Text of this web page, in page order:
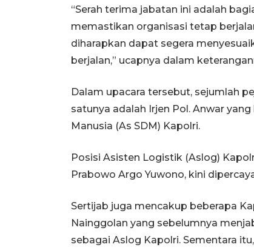
“Serah terima jabatan ini adalah
memastikan organisasi tetap
diharapkan dapat segera
berjalan,” ucapnya dalam
Dalam upacara tersebut, sejumlah
satunya adalah Irjen Pol. Anwar
Manusia (As SDM) Kapolri.
Posisi Asisten Logistik (Aslog)
Prabowo Argo Yuwono, kini
Sertijab juga mencakup beberapa
Nainggolan yang sebelumnya
sebagai Aslog Kapolri. Sementara